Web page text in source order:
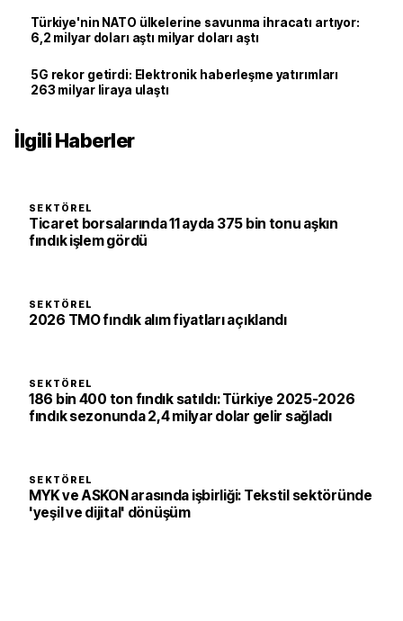
Türkiye'nin NATO ülkelerine savunma ihracatı artıyor:
6,2 milyar doları aştı milyar doları aştı
5G rekor getirdi: Elektronik haberleşme yatırımları
263 milyar liraya ulaştı
İlgili Haberler
SEKTÖREL
Ticaret borsalarında 11 ayda 375 bin tonu aşkın
fındık işlem gördü
SEKTÖREL
2026 TMO fındık alım fiyatları açıklandı
SEKTÖREL
186 bin 400 ton fındık satıldı: Türkiye 2025-2026
fındık sezonunda 2,4 milyar dolar gelir sağladı
SEKTÖREL
MYK ve ASKON arasında işbirliği: Tekstil sektöründe
'yeşil ve dijital' dönüşüm